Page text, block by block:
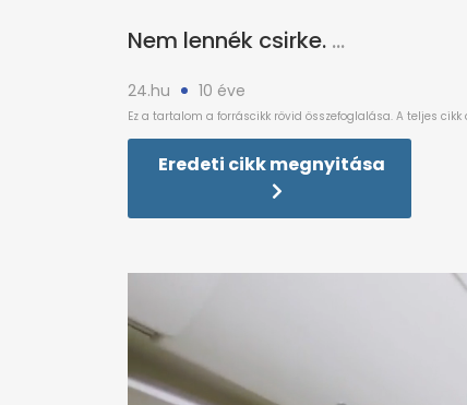
Nem lennék csirke.
24.hu 10 éve
Eredeti cikk megnyitása